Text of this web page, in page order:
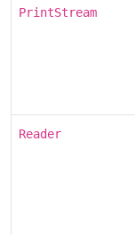
PrintStream
Reader